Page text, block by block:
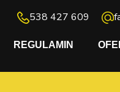
538 427 609
REGULAMIN